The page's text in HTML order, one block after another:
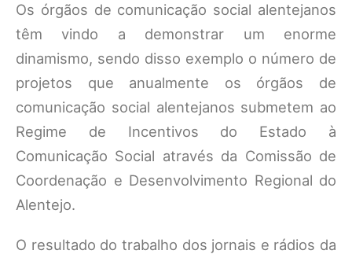
Os órgãos de comunicação social alentejanos
têm vindo a demonstrar um enorme
dinamismo, sendo disso exemplo o número de
projetos que anualmente os órgãos de
comunicação social alentejanos submetem ao
Regime de Incentivos do Estado à
Comunicação Social através da Comissão de
Coordenação e Desenvolvimento Regional do
Alentejo.
O resultado do trabalho dos jornais e rádios da